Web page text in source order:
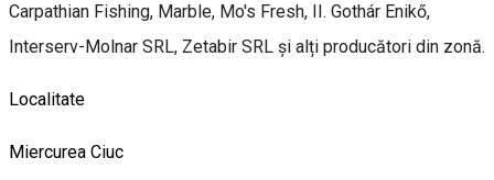
Carpathian Fishing, Marble, Mo's Fresh, II. Gothár Enikő,
Interserv-Molnar SRL, Zetabir SRL și alți producători din zonă.
Localitate
Miercurea Ciuc